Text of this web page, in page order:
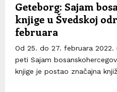
Geteborg: Sajam
knjige u Švedskoj
februara
Od 25. do 27. februara
peti Sajam
knjige je postao značajna